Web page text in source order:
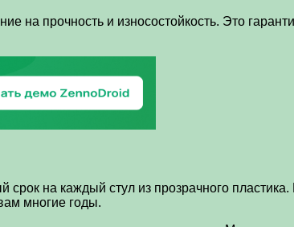
на прочность и износостойкость. Это
на каждый стул из прозрачного
многие годы.